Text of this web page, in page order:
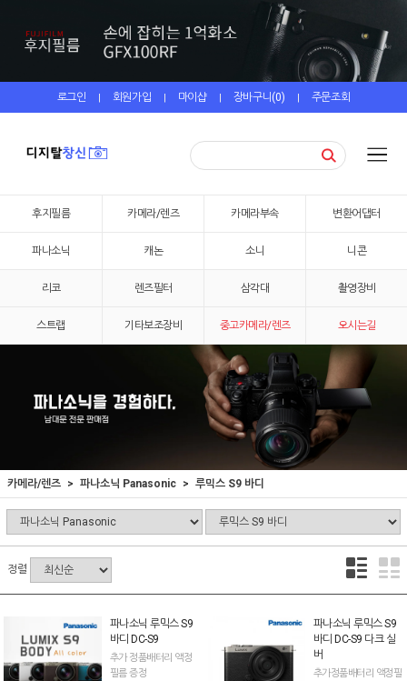
로그인 | 회원가입 | 마이샵 | 장바구니(0) | 주문조회
후지필름 카메라/렌즈 카메라부속 변환어댑터
파나소닉 캐논 소니 니콘
리코 렌즈필터 삼각대 촬영장비
스트랩 기타보조장비 중고카메라/렌즈 오시는길
카메라/렌즈 파나소닉 Panasonic 루믹스 S9 바디
정렬
파나소닉 루믹스 S9
바디 DC-S9
추가 정품배터리 액정
필름 증정
파나소닉 루믹스 S9
바디 DC-S9 다크 실
버
추가정품배터리 액정필